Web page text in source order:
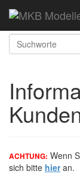
Startseite
ACHTUNG: Wenn
sich bitte hieran.